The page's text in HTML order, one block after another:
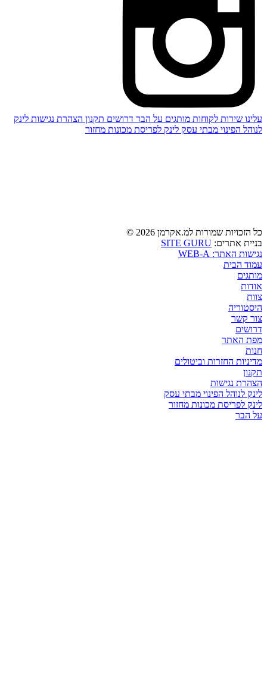
עלינו שירות לקוחות מותגים על הבר דרושים תקנון הצהרת נגישות לינק
לנוהל הפינוי מבתי עסק לינק לפריסת מכונות מחזור
כל הזכויות שמורות למ.אקרמן 2026 ©
בניית אתרים: SITE GURU
נגישות האתר: WEB-A
עמוד הבית
מותגים
אודות
צוות
היסטוריה
צור קשר
דרושים
מפת האתר
חנות
מדיניות החזרות וביטולים
תקנון
הצהרת נגישות
לינק לנוהל הפינוי מבתי עסק
לינק לפריסת מכונות מחזור
על הבר